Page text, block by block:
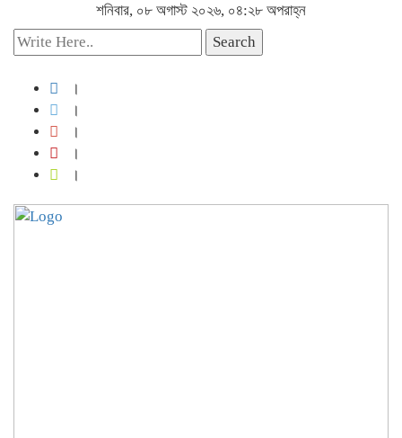
শনিবার, ০৮ অগাস্ট ২০২৬, ০৪:২৮ অপরাহ্ন
Search